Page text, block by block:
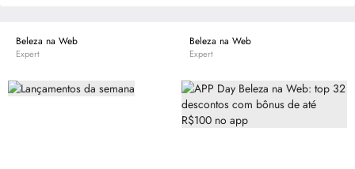
Beleza na Web
Expert
Beleza na Web
Expert